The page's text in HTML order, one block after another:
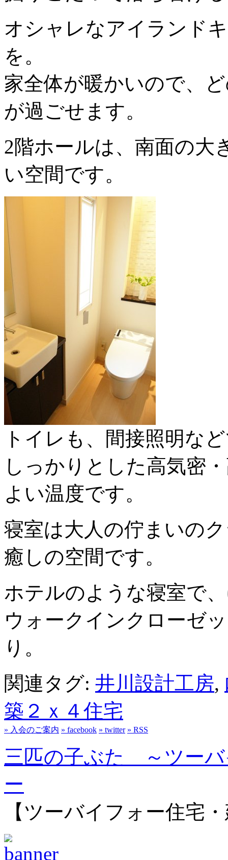
オシャレなアイランド
を。
家全体が暖かいので、
が過ごせます。
2階ホールは、南面の大
い空間です。
トイレも、間接照明な
しっかりとした高気密
よい温度です。
寝室は大人の佇まいの
癒しの空間です。
ホテルのような寝室で
ウォークインクローゼ
り。
関連タグ: 井川設計工房,
築２ｘ４住宅
» 入会のご案内 » facebook » twitter » RSS
三匹の子ぶた ～ツー
ー
【ツーバイフォー住宅